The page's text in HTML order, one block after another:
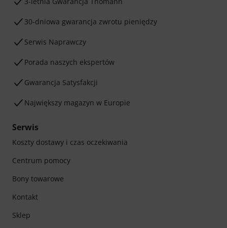
30-dniowa gwarancja zwrotu pieniędzy
Serwis Naprawczy
Porada naszych ekspertów
Gwarancja Satysfakcji
Największy magazyn w Europie
Serwis
Koszty dostawy i czas oczekiwania
Centrum pomocy
Bony towarowe
Kontakt
Sklep